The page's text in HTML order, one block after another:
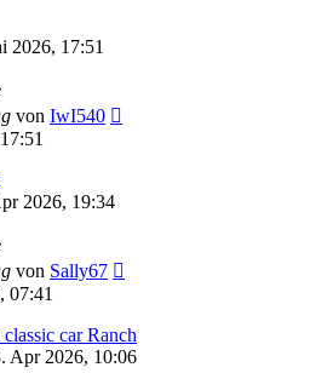
2026, 17:51
von IwI540
2026, 19:34
von Sally67
07:41
car Ranch
Apr 2026, 10:06